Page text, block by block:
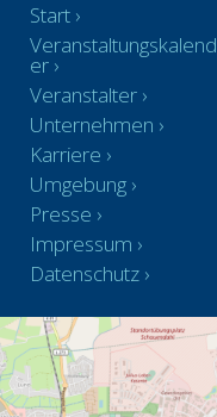
Start
Veranstaltungskalend
er
Veranstalter
Unternehmen
Karriere
Umgebung
Presse
Impressum
Datenschutz